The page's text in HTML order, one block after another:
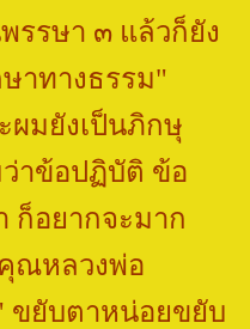
รรษา ๓ แล้วก็ยัง
าทางธรรม"
ผมยังเป็นภิกษุ
าข้อปฏิบัติ ข้อ
ก็อยากจะมาก
คุณหลวงพ่อ
ขยับตาหน่อยขยับ